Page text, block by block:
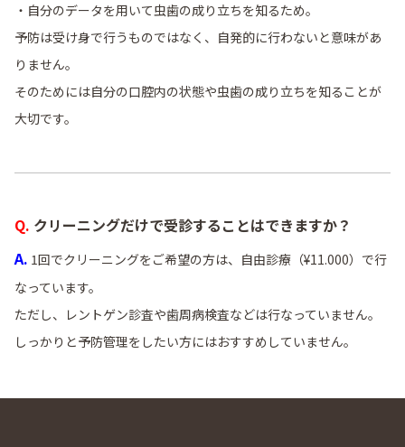
・自分のデータを用いて虫歯の成り立ちを知るため。
予防は受け身で行うものではなく、自発的に行わないと意味があ
りません。
そのためには自分の口腔内の状態や虫歯の成り立ちを知ることが
大切です。
Q. クリーニングだけで受診することはできますか？
A. 1回でクリーニングをご希望の方は、自由診療（¥11.000）で行
なっています。
ただし、レントゲン診査や歯周病検査などは行なっていません。
しっかりと予防管理をしたい方にはおすすめしていません。